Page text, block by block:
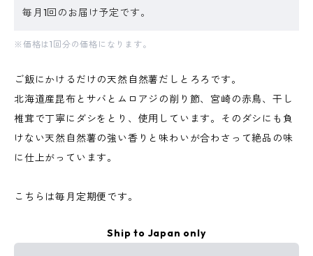
毎月1回のお届け予定です。
※価格は1回分の価格になります。
ご飯にかけるだけの天然自然薯だしとろろです。
北海道産昆布とサバとムロアジの削り節、宮崎の赤鳥、干し
椎茸で丁寧にダシをとり、使用しています。そのダシにも負
けない天然自然薯の強い香りと味わいが合わさって絶品の味
に仕上がっています。
こちらは毎月定期便です。
Ship to Japan only